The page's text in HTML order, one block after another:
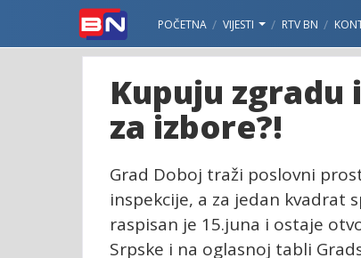
POČETNA VIJESTI RTV BN
Kupuju zgradu
za izbore?!
Grad Doboj traži poslovni
inspekcije, a za jedan kvadrat
raspisan je 15.juna i ostaje
Srpske i na oglasnoj tabli